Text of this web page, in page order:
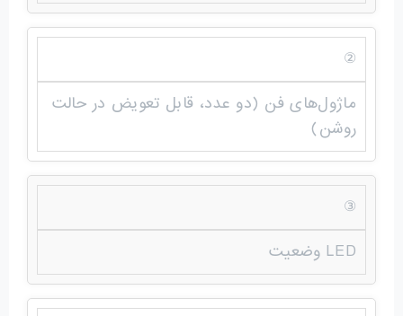
②
ماژول‌های فن (دو عدد، قابل تعویض در حالت
روشن)
③
LED وضعیت